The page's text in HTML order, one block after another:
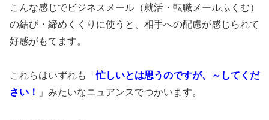
こんな感じでビジネスメール（就活・転職メールふくむ）
の結び・締めくくりに使うと、相手への配慮が感じられて
好感がもてます。
これらはいずれも「忙しいとは思うのですが、～してくだ
さい！
」みたいなニュアンスでつかいます。